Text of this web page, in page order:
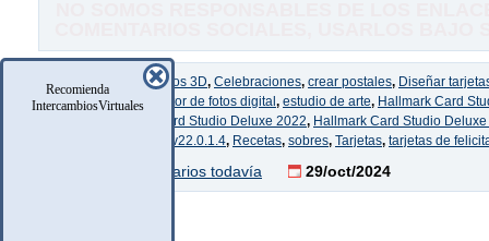
Recomienda
IntercambiosVirtuales
Etiquetas: calendarios 3D, Celebraciones, crear postales, Diseñar
personalizables
Editor de fotos digital , estudio de arte, Hallmark Card
Hallmark Card Studio Deluxe 2022, Hallmark Card Studio
Studio Deluxe 2022 v22.0.1.4, Recetas, sobres, Tarjetas, tarjetas de
No hay comentarios todavía 29/oct/2024